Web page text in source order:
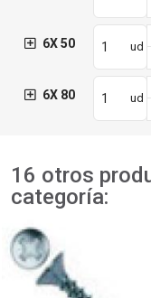
6X 50 ud
6X 80 ud
16 otros
categoría: